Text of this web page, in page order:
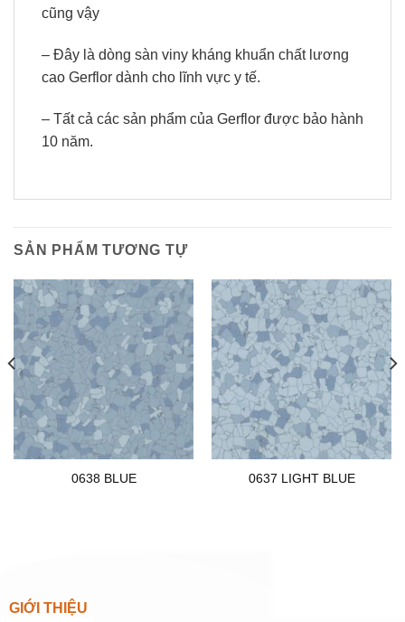
cũng vậy
– Đây là dòng sàn viny kháng khuẩn chất lương
cao Gerflor dành cho lĩnh vực y tế.
– Tất cả các sản phẩm của Gerflor được bảo hành
10 năm.
SẢN PHẨM TƯƠNG TỰ
0638 BLUE 0637 LIGHT BLUE
GIỚI THIỆU